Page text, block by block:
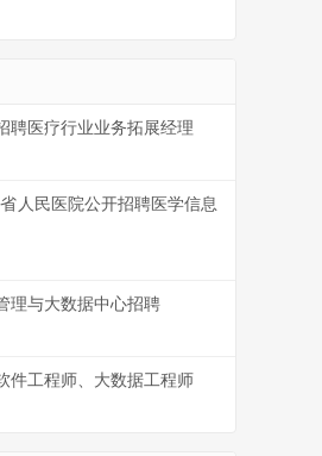
聘医疗行业业务拓展经理
人民医院公开招聘医学信息
理与大数据中心招聘
件工程师、大数据工程师